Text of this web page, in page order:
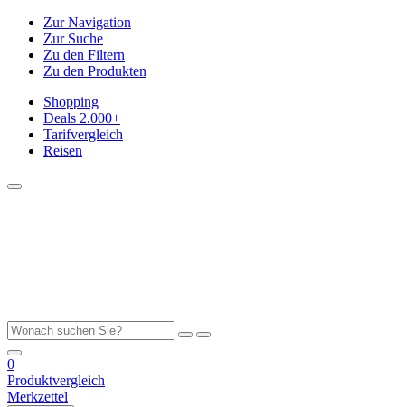
Zur Navigation
Zur Suche
Zu den Filtern
Zu den Produkten
Shopping
Deals 2.000+
Tarifvergleich
Reisen
0
Produktvergleich
Merkzettel